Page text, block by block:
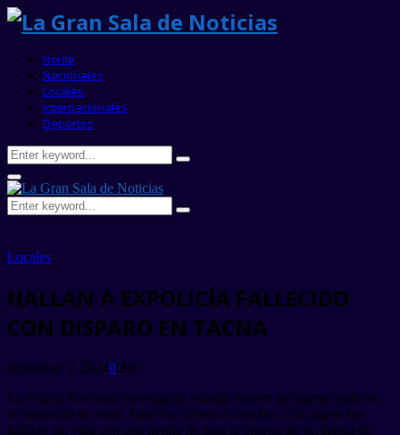
Home
Nacionales
Locales
Internacionales
Deportes
Search
for:
Search
Primary
Menu
Search
for:
Search
Locales
HALLAN A EXPOLICÍA FALLECIDO
CON DISPARO EN TACNA
diciembre 7, 20240599
La Policía Nacional investiga la extraña muerte del agente policial
en situación de retiro Américo Olivera Gonzáles (73), quien fue
hallado sin vida con una herida de bala al interior de un fundo de